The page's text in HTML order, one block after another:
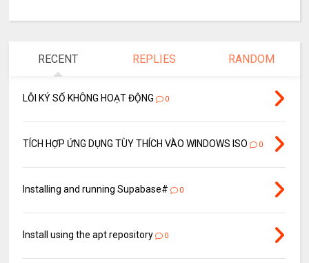
RECENT REPLIES RANDOM
LỖI KÝ SỐ KHÔNG HOẠT ĐỘNG 0
TÍCH HỢP ỨNG DỤNG TÙY THÍCH VÀO WINDOWS ISO 0
Installing and running Supabase# 0
Install using the apt repository 0